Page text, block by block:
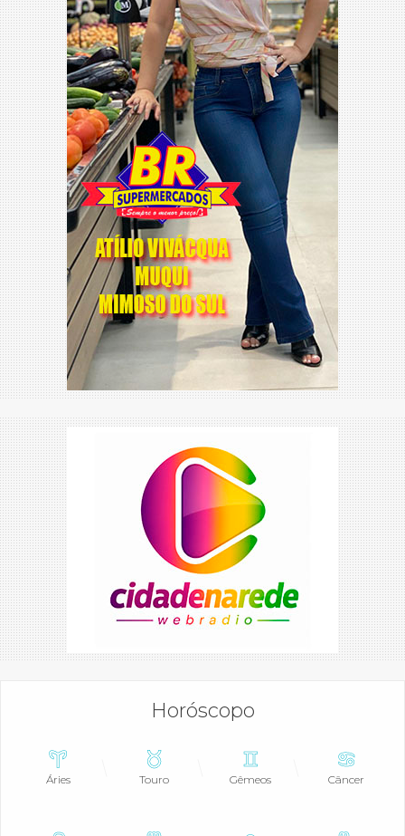
Horóscopo
Áries Touro Gêmeos Câncer